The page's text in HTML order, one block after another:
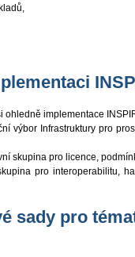
implementace
výbor Infrastruktury pro
skupina pro licence,
pro interoperabilitu,
sady pro